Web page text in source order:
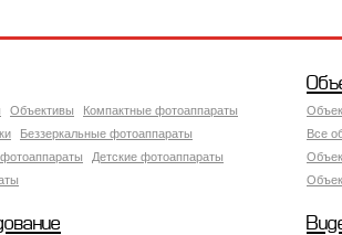
Объективы
Компактные фотоаппараты
Беззеркальные фотоаппараты
Детские фотоаппараты
Все